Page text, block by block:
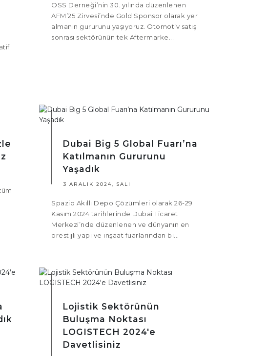
OSS Derneği’nin 30. yılında düzenlenen
AFM’25 Zirvesi’nde Gold Sponsor olarak yer
almanın gururunu yaşıyoruz. Otomotiv satış
sonrası sektörünün tek Aftermarke...
Dubai Big 5 Global Fuarı’na
Katılmanın Gururunu
Yaşadık
3 ARALIK 2024, SALI
Spazio Akıllı Depo Çözümleri olarak 26-29
Kasım 2024 tarihlerinde Dubai Ticaret
Merkezi’nde düzenlenen ve dünyanın en
prestijli yapı ve inşaat fuarlarından bi...
Lojistik Sektörünün
Buluşma Noktası
LOGISTECH 2024'e
Davetlisiniz